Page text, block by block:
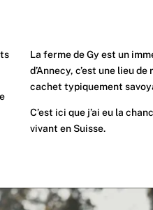
La ferme de Gy est un
d’Annecy, c’est une lieu
cachet typiquement
C’est ici que j’ai eu la
vivant en Suisse.